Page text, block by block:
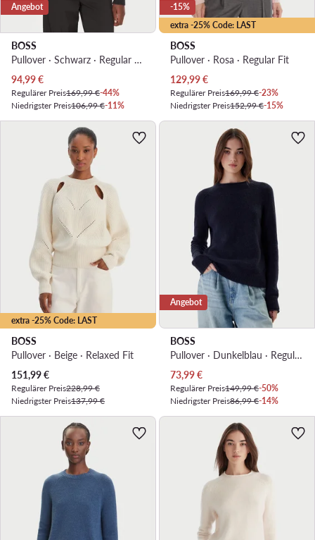
Angebot
BOSS
Pullover · Schwarz · Regular Fit
Aktueller Preis
94,99€
Regulärer Preis169,99 €-44%
Niedrigster Preis106,99 €-11%
extra -25% Code: LAST
-15%
BOSS
Pullover · Rosa · Regular Fit
Aktueller Preis
129,99€
Regulärer Preis169,99 €-23%
Niedrigster Preis152,99 €-15%
extra -25% Code: LAST
BOSS
Pullover · Beige · Relaxed Fit
Aktueller Preis
151,99€
Regulärer Preis228,99 €
Niedrigster Preis137,99 €
Angebot
BOSS
Pullover · Dunkelblau · Regular Fit
Aktueller Preis
73,99€
Regulärer Preis149,99 €-50%
Niedrigster Preis86,99 €-14%